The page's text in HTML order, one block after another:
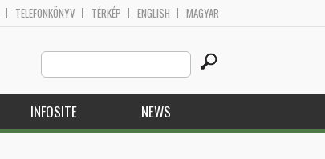
TELEFONKÖNYV TÉRKÉP ENGLISH MAGYAR
Search
this
site
INFOSITE NEWS